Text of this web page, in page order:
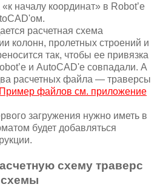
началу координат» в Robot’е
расчетная схема
колонн, пролетных строений и
так, чтобы ее привязка
и AutoCAD'е совпадали. А
расчетных файла — траверсы
Пример файлов см. приложение
загружения нужно иметь в
будет добавляться
схему траверс
схемы